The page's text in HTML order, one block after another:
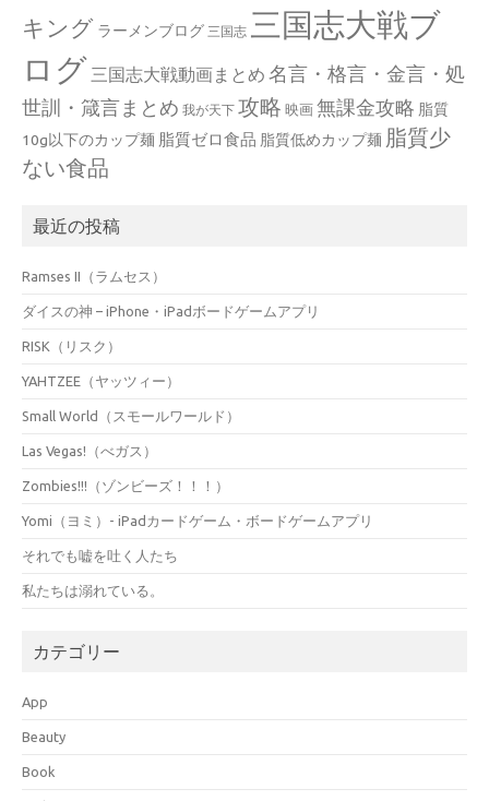
キング ラーメンブログ 三国志 三国志大戦ブ
ログ 三国志大戦動画まとめ 名言・格言・金言・処
世訓・箴言まとめ 我が天下 攻略 映画 無課金攻略 脂質
10g以下のカップ麺 脂質ゼロ食品 脂質低めカップ麺 脂質少
ない食品
最近の投稿
Ramses II（ラムセス）
ダイスの神 – iPhone・iPadボードゲームアプリ
RISK（リスク）
YAHTZEE（ヤッツィー）
Small World（スモールワールド）
Las Vegas!（べガス）
Zombies!!!（ゾンビーズ！！！）
Yomi（ヨミ）- iPadカードゲーム・ボードゲームアプリ
それでも嘘を吐く人たち
私たちは溺れている。
カテゴリー
App
Beauty
Book